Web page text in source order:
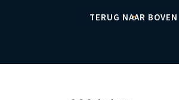
TERUG NAAR BOVEN